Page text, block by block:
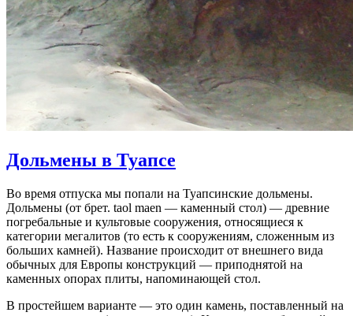
Дольмены в Туапсе
Во время отпуска мы попали на Туапсинские дольмены.
Дольмены (от брет. taol maen — каменный стол) — древние
погребальные и культовые сооружения, относящиеся к
категории мегалитов (то есть к сооружениям, сложенным из
больших камней). Название происходит от внешнего вида
обычных для Европы конструкций — приподнятой на
каменных опорах плиты, напоминающей стол.
В простейшем варианте — это один камень, поставленный на